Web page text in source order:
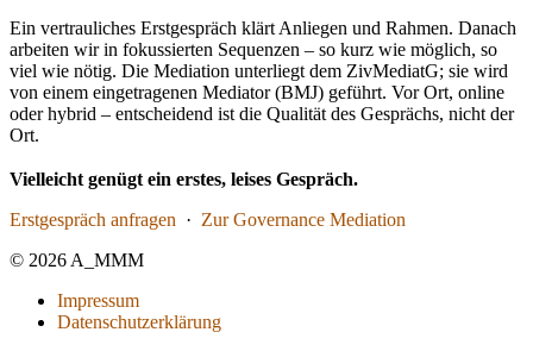
Ein vertrauliches Erstgespräch klärt Anliegen und Rahmen. Danach
arbeiten wir in fokussierten Sequenzen – so kurz wie möglich, so
viel wie nötig. Die Mediation unterliegt dem ZivMediatG; sie wird
von einem eingetragenen Mediator (BMJ) geführt. Vor Ort, online
oder hybrid – entscheidend ist die Qualität des Gesprächs, nicht der
Ort.
Vielleicht genügt ein erstes, leises Gespräch.
Erstgespräch anfragen · Zur Governance Mediation
© 2026 A_MMM
Impressum
Datenschutzerklärung